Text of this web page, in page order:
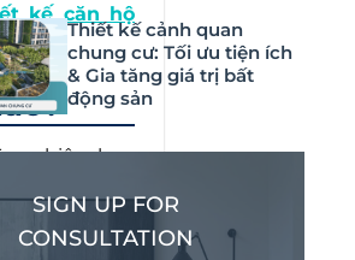
kế căn hộ
nhiên, bạn
đủ theo nhu
và chỉ có
Thiết kế cảnh quan
chung cư: Tối ưu tiện ích
& Gia tăng giá trị bất
động sản
SIGN UP FOR
CONSULTATION